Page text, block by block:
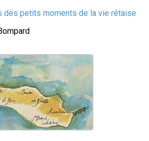
des petits moments de la vie rétaise